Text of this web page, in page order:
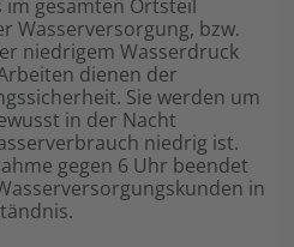
im gesamten Ortsteil
Wasserversorgung, bzw.
niedrigem Wasserdruck
dienen der
Sie werden um
in der Nacht
niedrig ist.
gegen 6 Uhr beendet
in
Shop